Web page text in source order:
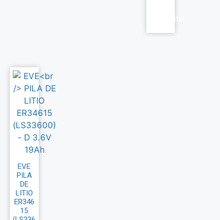
carrito
EVE
PILA
DE
LITIO
ER346
15